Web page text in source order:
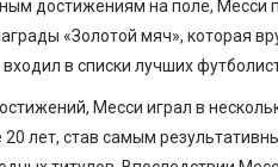
достижениям на поле, Месси
«Золотой мяч», которая
в списки лучших
Месси играл в
лет, став самым